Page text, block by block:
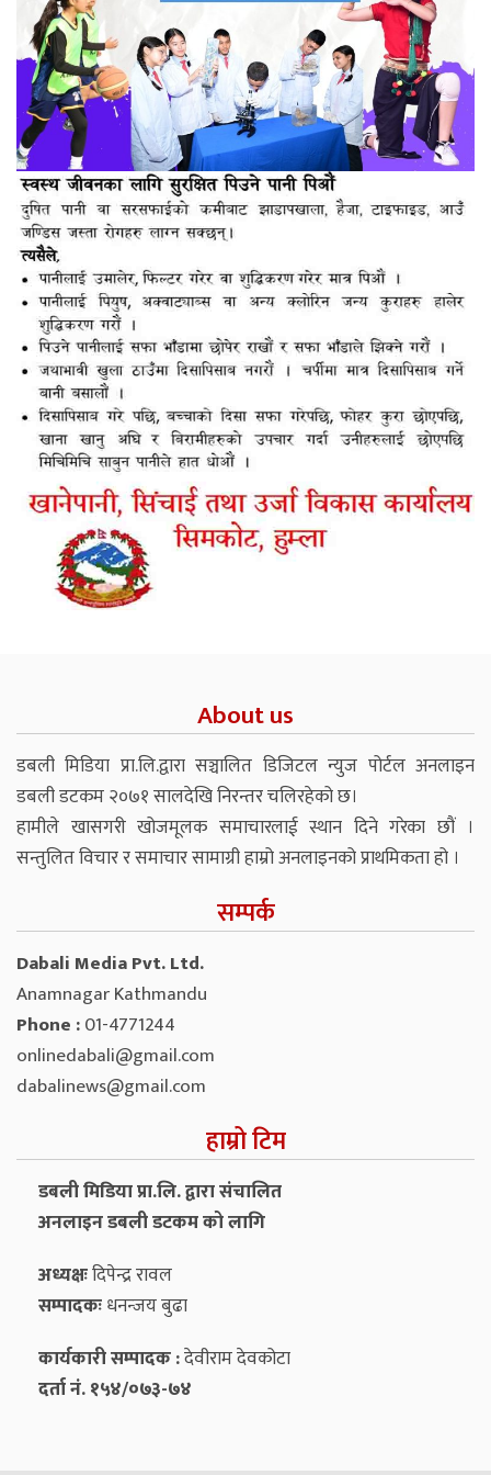
About us
डबली मिडिया प्रा.लि.द्वारा सञ्चालित डिजिटल न्युज पोर्टल अनलाइन
डबली डटकम २०७१ सालदेखि निरन्तर चलिरहेको छ।
हामीले खासगरी खोजमूलक समाचारलाई स्थान दिने गरेका छौं ।
सन्तुलित विचार र समाचार सामाग्री हाम्रो अनलाइनको प्राथमिकता हो ।
सम्पर्क
Dabali Media Pvt. Ltd.
Anamnagar Kathmandu
Phone :01-4771244
onlinedabali@gmail.com
dabalinews@gmail.com
हाम्रो टिम
डबली मिडिया प्रा.लि. द्वारा संचालित
अनलाइन डबली डटकम को लागि
अध्यक्षःदिपेन्द्र रावल
सम्पादकःधनन्‍जय बुढा
कार्यकारी सम्पादक :देवीराम देवकोटा
दर्ता नं. १५४/०७३-७४